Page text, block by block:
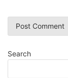
Search